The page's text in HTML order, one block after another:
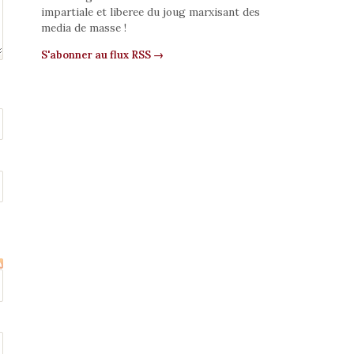
impartiale et liberee du joug marxisant des
media de masse !
S'abonner au flux RSS →